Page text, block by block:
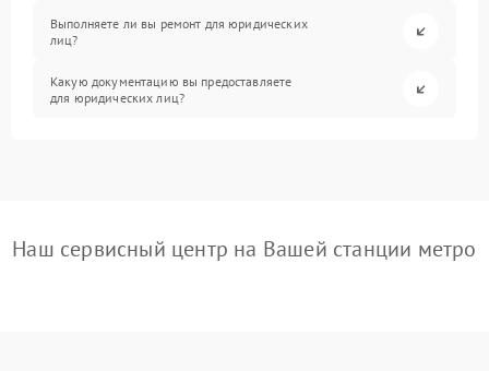
Выполняете ли вы ремонт для юридических
лиц?
Какую документацию вы предоставляете
для юридических лиц?
Наш сервисный центр на Вашей станции метро